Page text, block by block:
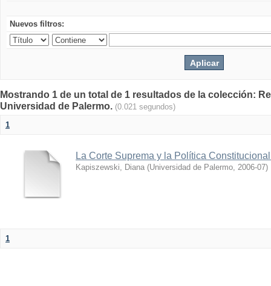
Nuevos filtros:
Mostrando 1 de un total de 1 resultados de la colección:
Universidad de Palermo. (0.021 segundos)
1
La Corte Suprema y la Política
Kapiszewski, Diana (Universidad de Palermo, 2006-07)
1